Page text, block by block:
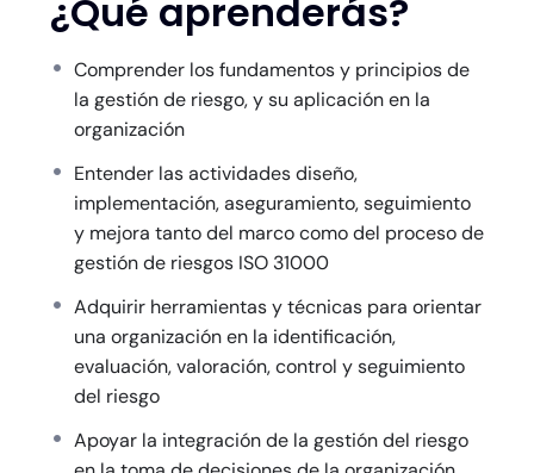
marco y la aplicación de procesos acorde a las
31000. De igual manera conocerá las mejores
prácticas de gestión del riesgo para la
identificación, evaluación, tratamiento y
seguimiento continuo de riesgos de manera
eficaz, adaptando la gestión a los cambios del
entorno empresarial sobre la base de garantías
razonables para el cumplimiento de los objetivos
Una vez presente el examen:
Una vez domine los conceptos y elementos clave
de la Gestión de Riesgos, podrá presentar el
examen y solicitar una certificación de Gerente
¿Qué aprenderás?
Comprender los fundamentos y principios de
la gestión de riesgo, y su aplicación en la
organización
Entender las actividades diseño,
implementación, aseguramiento, seguimiento
y mejora tanto del marco como del proceso de
gestión de riesgos ISO 31000
Adquirir herramientas y técnicas para orientar
una organización en la identificación,
evaluación, valoración, control y seguimiento
del riesgo
Apoyar la integración de la gestión del riesgo